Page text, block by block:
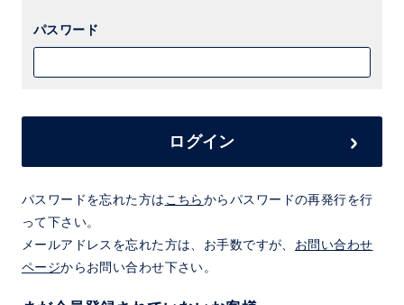
パスワード
ログイン
パスワードを忘れた方は こちらからパスワードの再発行を行
って下さい。
メールアドレスを忘れた方は、お手数ですが、 お問い合わせ
ページからお問い合わせ下さい。